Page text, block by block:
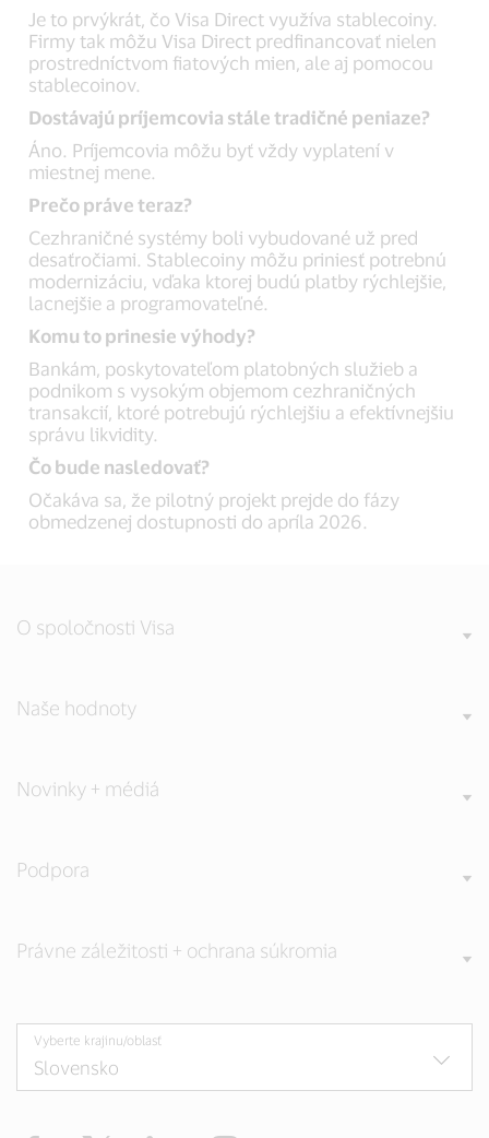
Je to prvýkrát, čo Visa Direct využíva stablecoiny.
Firmy tak môžu Visa Direct predfinancovať nielen
prostredníctvom fiatových mien, ale aj pomocou
stablecoinov.
Dostávajú príjemcovia stále tradičné peniaze?
Áno. Príjemcovia môžu byť vždy vyplatení v
miestnej mene.
Prečo práve teraz?
Cezhraničné systémy boli vybudované už pred
desaťročiami. Stablecoiny môžu priniesť potrebnú
modernizáciu, vďaka ktorej budú platby rýchlejšie,
lacnejšie a programovateľné.
Komu to prinesie výhody?
Bankám, poskytovateľom platobných služieb a
podnikom s vysokým objemom cezhraničných
transakcií, ktoré potrebujú rýchlejšiu a efektívnejšiu
správu likvidity.
Čo bude nasledovať?
Očakáva sa, že pilotný projekt prejde do fázy
obmedzenej dostupnosti do apríla 2026.
O spoločnosti Visa
Naše hodnoty
Novinky + médiá
Podpora
Právne záležitosti + ochrana súkromia
Vyberte krajinu/oblasť